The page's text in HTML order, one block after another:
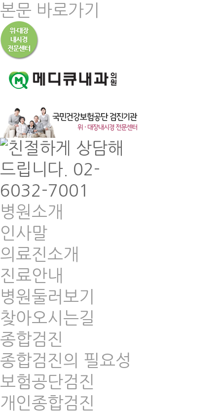
본문 바로가기
병원소개
인사말
의료진소개
진료안내
병원둘러보기
찾아오시는길
종합검진
종합검진의 필요성
보험공단검진
개인종합검진